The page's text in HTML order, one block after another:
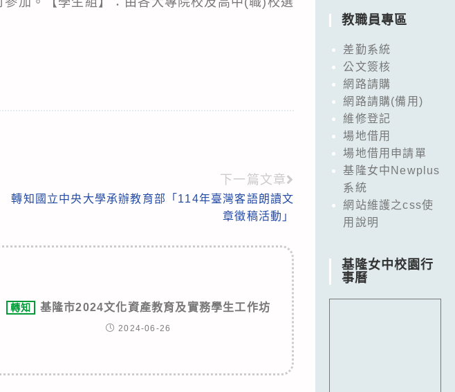
下一篇文章
轉知國立中央大學承辦教育部「114年臺灣客語朗讀文
章徵稿活動」
轉知 基隆市2024文化資產教育及實務學生工作坊
2024-06-26
教職員專區
差勤系統
公文簽核
網路請購
網路請購(備用)
維修登記
場地借用
場地借用申請單
基隆女中Newplus
系統
網站維護之css使
用說明
基隆女中校園行
事曆